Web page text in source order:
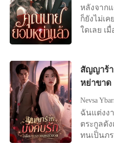
จัดฉาก ‘อุ
ของฉันไปให้แ
แผนการชั่
เธอก็ฆ่า
มาให้ฉัน
เขาไม่เ
ของเธอเ
ฉันอย่าง
รักมาตลอดห้าปี แต่พว
หลังจาก
ก็ยังไม่เ
ใดเลย เ
โอกาสสุ
เย็นชาว่
เลือกที่จ
เตียงคน
ในข้อตก
หนี้กันอีก
ขาดและ
สัญญาร้
หย่าขาด
Nevsa
ฉันแต่งง
ตระกูลดั
ทนเป็นภ